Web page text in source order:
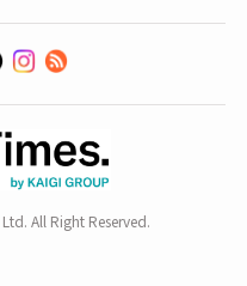
All Right Reserved.